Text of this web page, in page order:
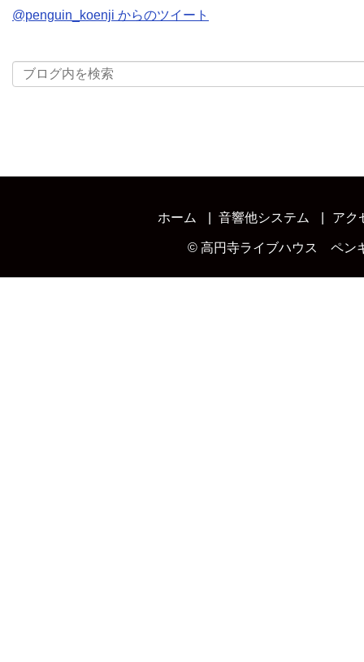
@penguin_koenji からのツイート
ホーム 音響他システム アク
© 高円寺ライブハウス ペン